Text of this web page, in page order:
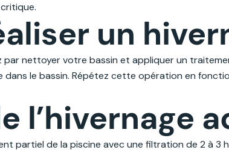
un
par nettoyer votre bassin et appliquer un
dans le bassin. Répétez cette opération en
l’hivernage
partiel de la piscine avec une filtration de 2 à